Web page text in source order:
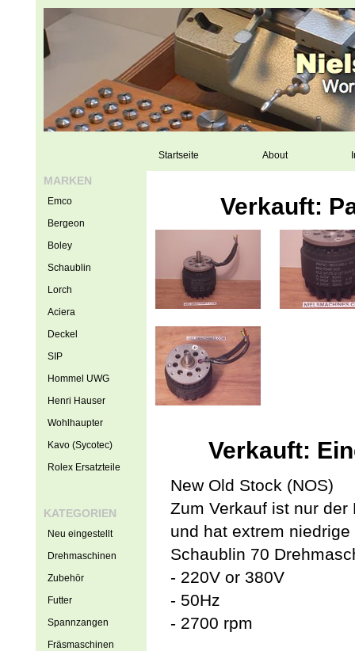
Startseite About
Verkauft:
Verkauft:
New Old Stock (NOS)
Zum Verkauf ist nur
und hat extrem
Schaublin 70
- 220V or 380V
- 50Hz
- 2700 rpm
MARKEN
Emco
Bergeon
Boley
Schaublin
Lorch
Aciera
Deckel
SIP
Hommel UWG
Henri Hauser
Wohlhaupter
Kavo (Sycotec)
Rolex Ersatzteile
KATEGORIEN
Neu eingestellt
Drehmaschinen
Zubehör
Futter
Spannzangen
Fräsmaschinen